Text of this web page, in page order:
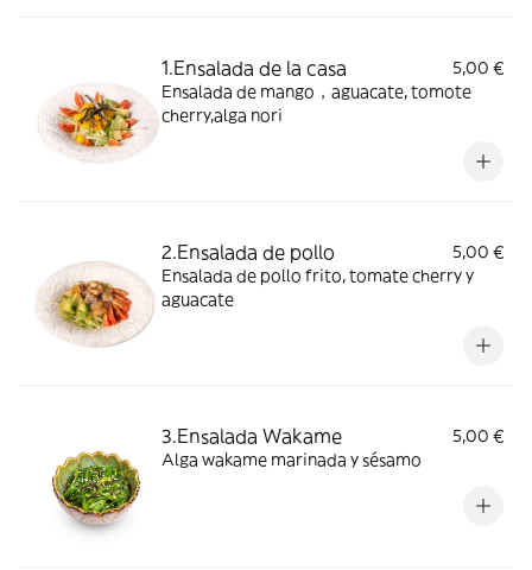
1.Ensalada de la casa
5,00 €
Ensalada de mango，aguacate, tomote
cherry,alga nori
2.Ensalada de pollo
5,00 €
Ensalada de pollo frito, tomate cherry y
aguacate
3.Ensalada Wakame
5,00 €
Alga wakame marinada y sésamo